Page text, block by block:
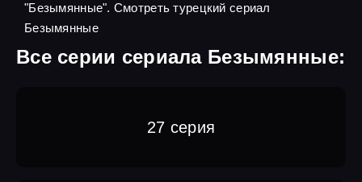
"Безымянные". Смотреть турецкий сериал
Безымянные
Все серии сериала Безымянные:
27 серия